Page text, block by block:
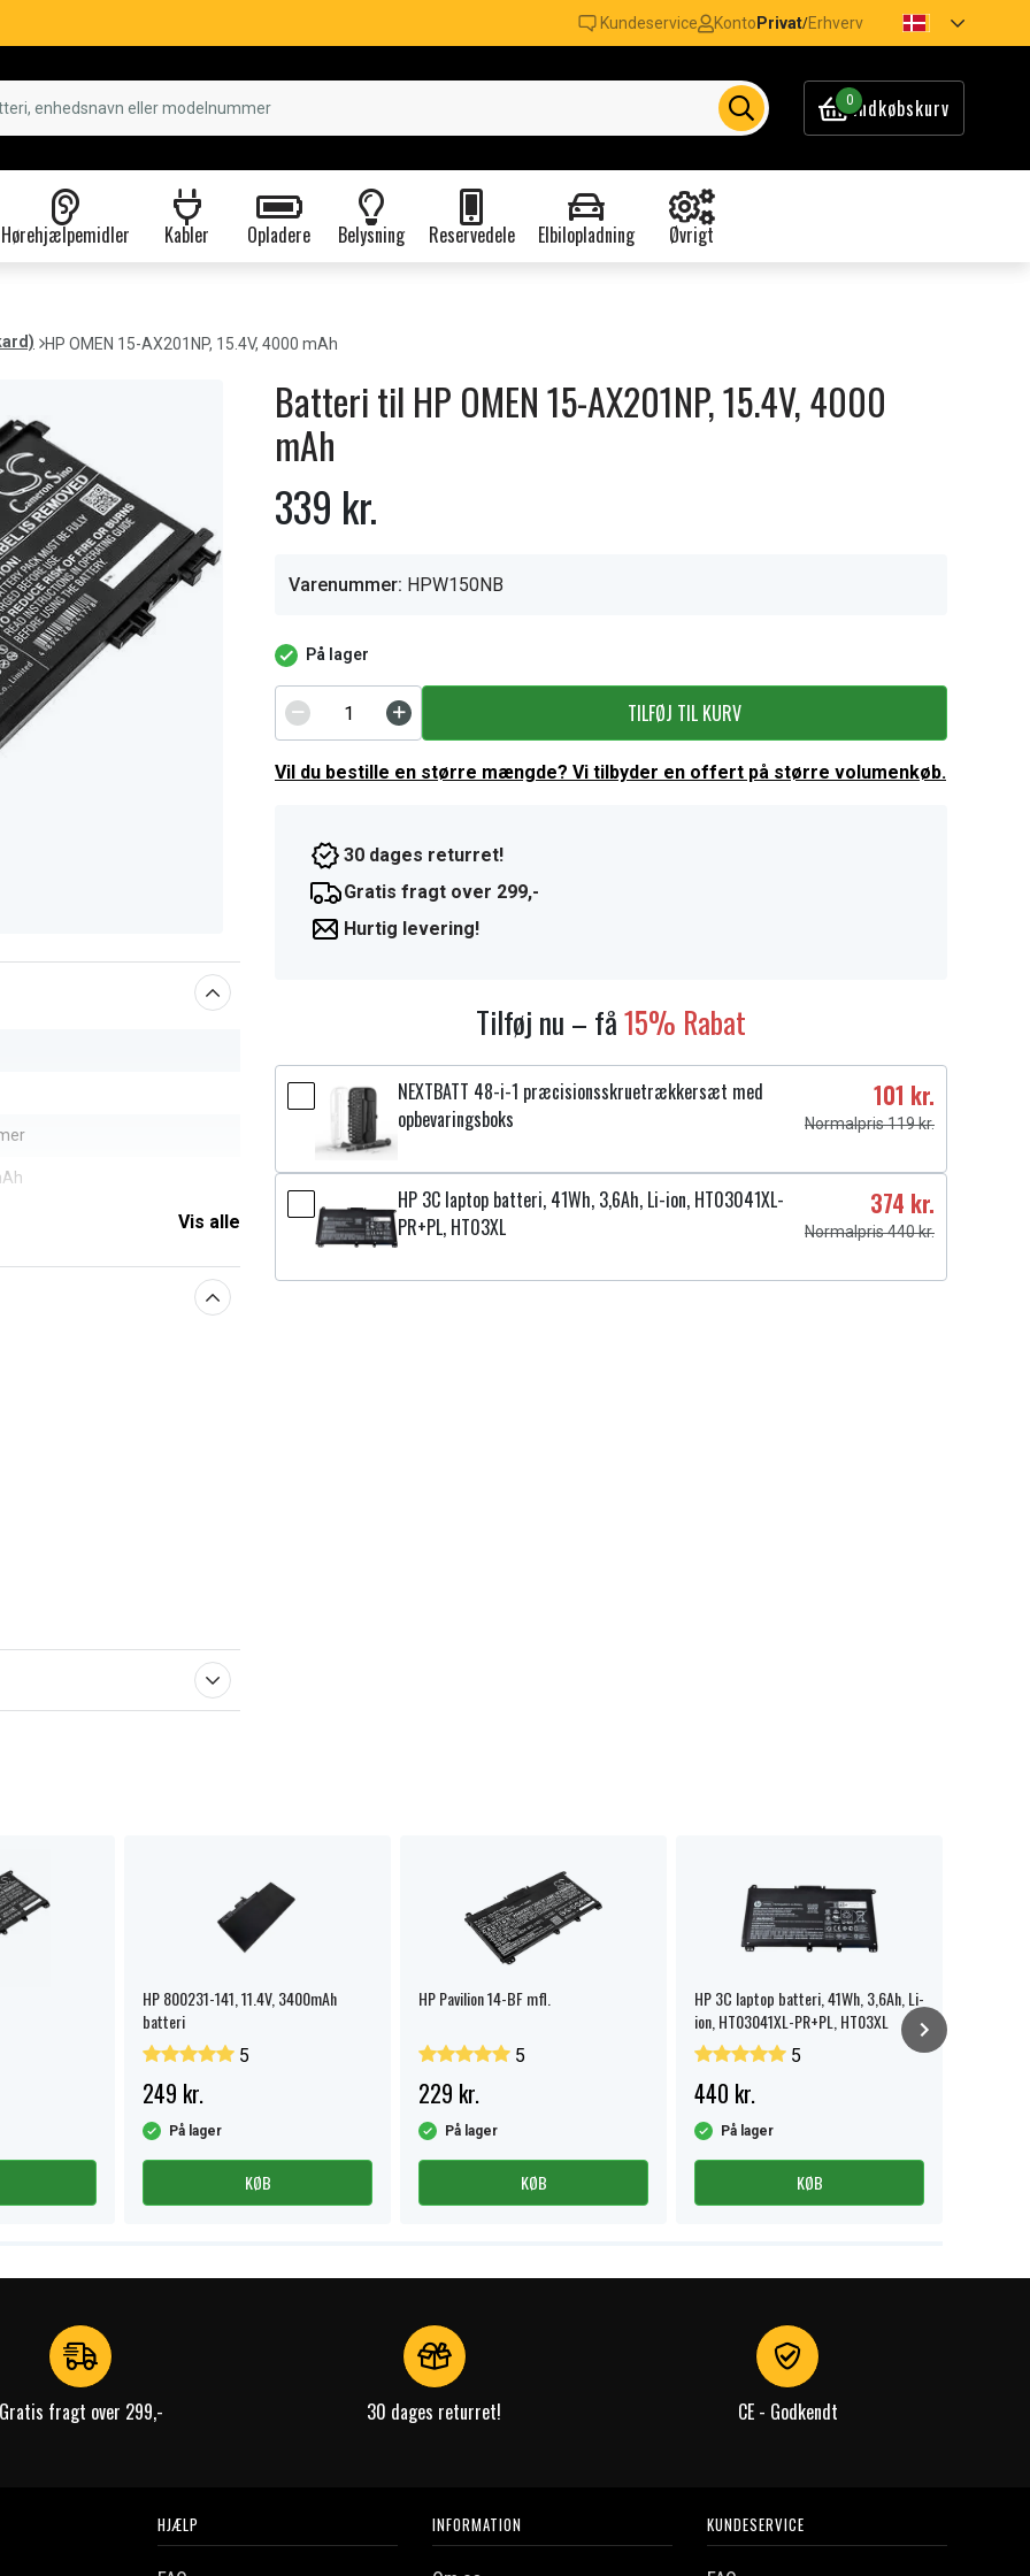
Kundeservice Konto Privat/Erhverv
0Indkøbskurv
Hørehjælpemidler Kabler Opladere Belysning Reservedele Elbilopladning Øvrigt
HP OMEN 15-AX201NP, 15.4V, 4000 mAh
Vis alle
Batteri til HP OMEN 15-AX201NP, 15.4V, 4000
mAh
339 kr.
Varenummer: HPW150NB
På lager
TILFØJ TIL KURV
Vil du bestille en større mængde? Vi tilbyder en offert på større volumenkøb.
30 dages returret!
Gratis fragt over 299,-
Hurtig levering!
Tilføj nu – få15% Rabat
NEXTBATT 48-i-1 præcisionsskruetrækkersæt med
opbevaringsboks
101 kr.
Normalpris 119 kr.
HP 3C laptop batteri, 41Wh, 3,6Ah, Li-ion, HT03041XL-
PR+PL, HT03XL
374 kr.
Normalpris 440 kr.
HP 800231-141, 11.4V, 3400mAh
batteri
5
249 kr.
På lager
KØB
HP Pavilion 14-BF mfl.
5
229 kr.
På lager
KØB
HP 3C laptop batteri, 41Wh, 3,6Ah, Li-
ion, HT03041XL-PR+PL, HT03XL
5
440 kr.
På lager
KØB
Gratis fragt over 299,- 30 dages returret! CE - Godkendt
HJÆLP INFORMATION KUNDESERVICE